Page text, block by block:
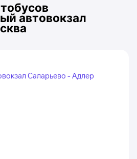
автовокзал
Саларьево - Адлер